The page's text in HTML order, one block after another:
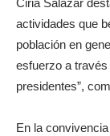
Ciria Salazar
actividades que
población en
esfuerzo a
presidentes”,
En la